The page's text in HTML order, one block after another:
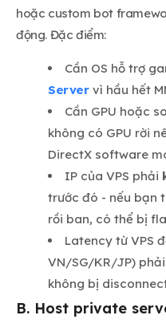
hoặc custom bot
động. Đặc điểm:
Cần OS hỗ trợ
Servervì hầu hết
Cần GPU hoặc
không có GPU rời
DirectX software
IP của VPS phải
trước đó - nếu bạn
rồi ban, có thể bị
Latency từ VPS
VN/SG/KR/JP)
không bị
B. Host private